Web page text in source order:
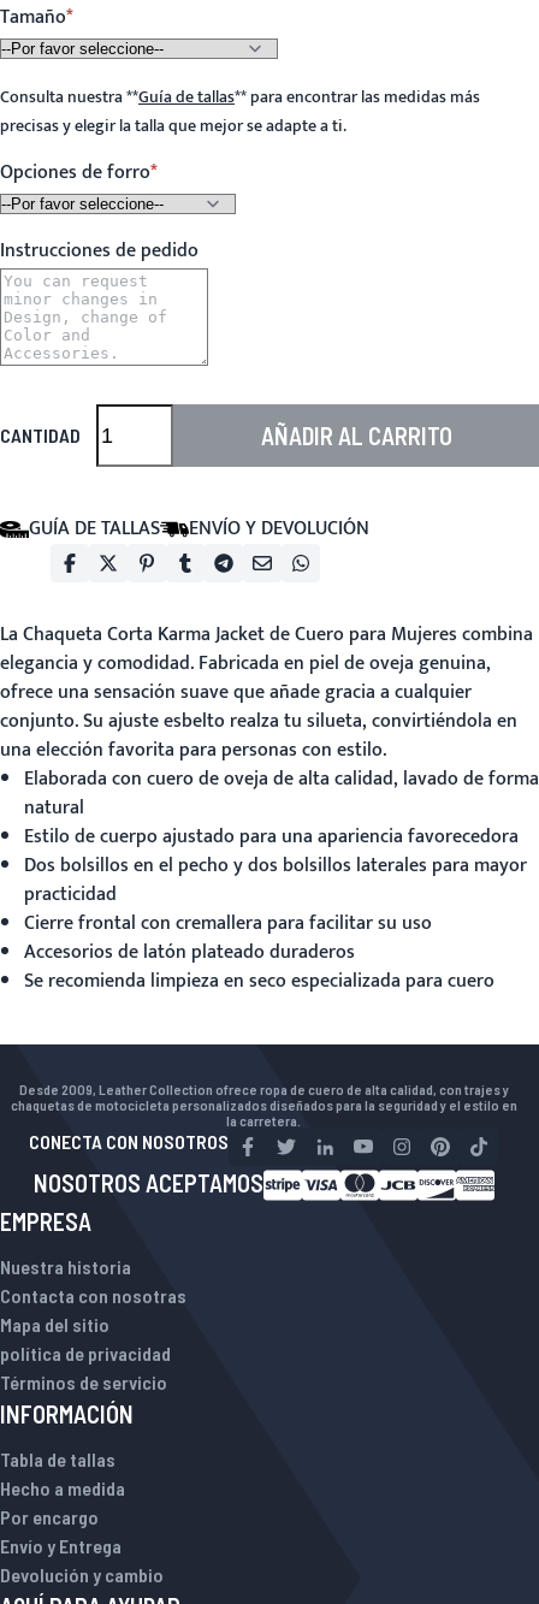
Tamaño
Consulta nuestra**Guía de tallas**para encontrar las medidas más
precisas y elegir la talla que mejor se adapte a ti.
Opciones de forro
Instrucciones de pedido
CANTIDAD AÑADIR AL CARRITO
GUÍA DE TALLAS ENVÍO Y DEVOLUCIÓN
LaChaqueta Corta Karma Jacket de Cuero para Mujeres combina
elegancia y comodidad. Fabricada en piel de oveja genuina,
ofrece una sensación suave que añade gracia a cualquier
conjunto. Su ajuste esbelto realza tu silueta, convirtiéndola en
una elección favorita para personas con estilo.
Elaborada con cuero de oveja de alta calidad, lavado de forma
natural
Estilo de cuerpo ajustado para una apariencia favorecedora
Dos bolsillos en el pecho y dos bolsillos laterales para mayor
practicidad
Cierre frontal con cremallera para facilitar su uso
Accesorios de latón plateado duraderos
Se recomienda limpieza en seco especializada para cuero
Desde 2009, Leather Collection ofrece ropa de cuero de alta calidad, con trajes y
chaquetas de motocicleta personalizados diseñados para la seguridad y el estilo en
la carretera.
CONECTA CON NOSOTROS
NOSOTROS ACEPTAMOS
EMPRESA
Nuestra historia
Contacta con nosotras
Mapa del sitio
política de privacidad
Términos de servicio
INFORMACIÓN
Tabla de tallas
Hecho a medida
Por encargo
Envío y Entrega
Devolución y cambio